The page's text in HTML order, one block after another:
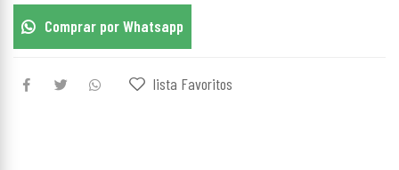
Comprar por Whatsapp
lista Favoritos